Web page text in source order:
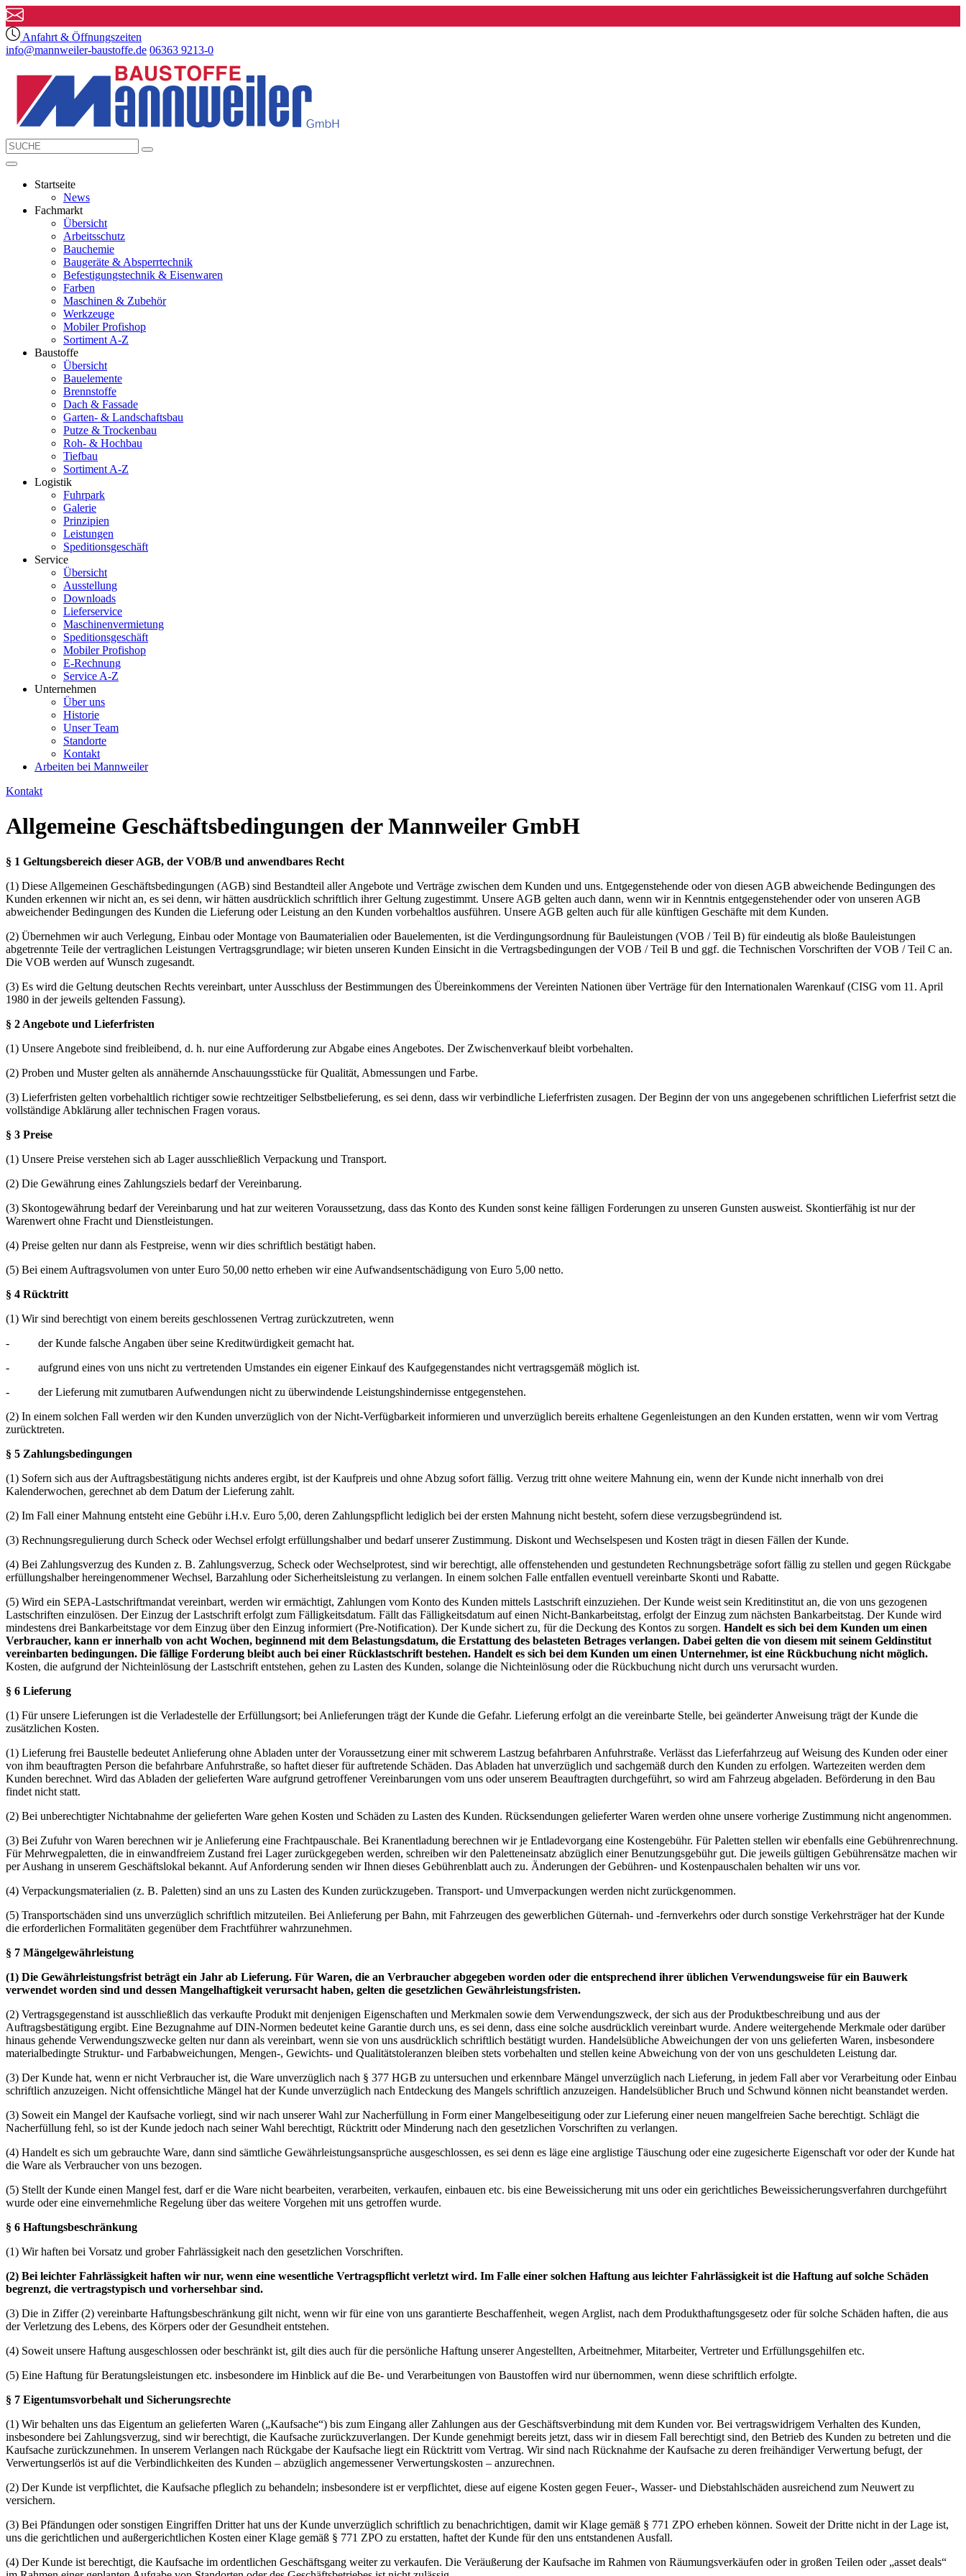
Anfahrt & Öffnungszeiten
info@mannweiler-baustoffe.de 06363 9213-0
Startseite
News
Fachmarkt
Übersicht
Arbeitsschutz
Bauchemie
Baugeräte & Absperrtechnik
Befestigungstechnik & Eisenwaren
Farben
Maschinen & Zubehör
Werkzeuge
Mobiler Profishop
Sortiment A-Z
Baustoffe
Übersicht
Bauelemente
Brennstoffe
Dach & Fassade
Garten- & Landschaftsbau
Putze & Trockenbau
Roh- & Hochbau
Tiefbau
Sortiment A-Z
Logistik
Fuhrpark
Galerie
Prinzipien
Leistungen
Speditionsgeschäft
Service
Übersicht
Ausstellung
Downloads
Lieferservice
Maschinenvermietung
Speditionsgeschäft
Mobiler Profishop
E-Rechnung
Service A-Z
Unternehmen
Über uns
Historie
Unser Team
Standorte
Kontakt
Arbeiten bei Mannweiler
Kontakt
Allgemeine Geschäftsbedingungen der Mannweiler GmbH
§ 1 Geltungsbereich dieser AGB, der VOB/B und anwendbares Recht
(1) Diese Allgemeinen Geschäftsbedingungen (AGB) sind Bestandteil aller Angebote und Verträge zwischen dem Kunden und uns. Entgegenstehende oder von diesen AGB abweichende Bedingungen des
Kunden erkennen wir nicht an, es sei denn, wir hätten ausdrücklich schriftlich ihrer Geltung zugestimmt. Unsere AGB gelten auch dann, wenn wir in Kenntnis entgegenstehender oder von unseren AGB
abweichender Bedingungen des Kunden die Lieferung oder Leistung an den Kunden vorbehaltlos ausführen. Unsere AGB gelten auch für alle künftigen Geschäfte mit dem Kunden.
(2) Übernehmen wir auch Verlegung, Einbau oder Montage von Baumaterialien oder Bauelementen, ist die Verdingungsordnung für Bauleistungen (VOB / Teil B) für eindeutig als bloße Bauleistungen
abgetrennte Teile der vertraglichen Leistungen Vertragsgrundlage; wir bieten unseren Kunden Einsicht in die Vertragsbedingungen der VOB / Teil B und ggf. die Technischen Vorschriften der VOB / Teil C an.
Die VOB werden auf Wunsch zugesandt.
(3) Es wird die Geltung deutschen Rechts vereinbart, unter Ausschluss der Bestimmungen des Übereinkommens der Vereinten Nationen über Verträge für den Internationalen Warenkauf (CISG vom 11. April
1980 in der jeweils geltenden Fassung).
§ 2 Angebote und Lieferfristen
(1) Unsere Angebote sind freibleibend, d. h. nur eine Aufforderung zur Abgabe eines Angebotes. Der Zwischenverkauf bleibt vorbehalten.
(2) Proben und Muster gelten als annähernde Anschauungsstücke für Qualität, Abmessungen und Farbe.
(3) Lieferfristen gelten vorbehaltlich richtiger sowie rechtzeitiger Selbstbelieferung, es sei denn, dass wir verbindliche Lieferfristen zusagen. Der Beginn der von uns angegebenen schriftlichen Lieferfrist setzt die
vollständige Abklärung aller technischen Fragen voraus.
§ 3 Preise
(1) Unsere Preise verstehen sich ab Lager ausschließlich Verpackung und Transport.
(2) Die Gewährung eines Zahlungsziels bedarf der Vereinbarung.
(3) Skontogewährung bedarf der Vereinbarung und hat zur weiteren Voraussetzung, dass das Konto des Kunden sonst keine fälligen Forderungen zu unseren Gunsten ausweist. Skontierfähig ist nur der
Warenwert ohne Fracht und Dienstleistungen.
(4) Preise gelten nur dann als Festpreise, wenn wir dies schriftlich bestätigt haben.
(5) Bei einem Auftragsvolumen von unter Euro 50,00 netto erheben wir eine Aufwandsentschädigung von Euro 5,00 netto.
§ 4 Rücktritt
(1) Wir sind berechtigt von einem bereits geschlossenen Vertrag zurückzutreten, wenn
- der Kunde falsche Angaben über seine Kreditwürdigkeit gemacht hat.
- aufgrund eines von uns nicht zu vertretenden Umstandes ein eigener Einkauf des Kaufgegenstandes nicht vertragsgemäß möglich ist.
- der Lieferung mit zumutbaren Aufwendungen nicht zu überwindende Leistungshindernisse entgegenstehen.
(2) In einem solchen Fall werden wir den Kunden unverzüglich von der Nicht-Verfügbarkeit informieren und unverzüglich bereits erhaltene Gegenleistungen an den Kunden erstatten, wenn wir vom Vertrag
zurücktreten.
§ 5 Zahlungsbedingungen
(1) Sofern sich aus der Auftragsbestätigung nichts anderes ergibt, ist der Kaufpreis und ohne Abzug sofort fällig. Verzug tritt ohne weitere Mahnung ein, wenn der Kunde nicht innerhalb von drei
Kalenderwochen, gerechnet ab dem Datum der Lieferung zahlt.
(2) Im Fall einer Mahnung entsteht eine Gebühr i.H.v. Euro 5,00, deren Zahlungspflicht lediglich bei der ersten Mahnung nicht besteht, sofern diese verzugsbegründend ist.
(3) Rechnungsregulierung durch Scheck oder Wechsel erfolgt erfüllungshalber und bedarf unserer Zustimmung. Diskont und Wechselspesen und Kosten trägt in diesen Fällen der Kunde.
(4) Bei Zahlungsverzug des Kunden z. B. Zahlungsverzug, Scheck oder Wechselprotest, sind wir berechtigt, alle offenstehenden und gestundeten Rechnungsbeträge sofort fällig zu stellen und gegen Rückgabe
erfüllungshalber hereingenommener Wechsel, Barzahlung oder Sicherheitsleistung zu verlangen. In einem solchen Falle entfallen eventuell vereinbarte Skonti und Rabatte.
(5) Wird ein SEPA-Lastschriftmandat vereinbart, werden wir ermächtigt, Zahlungen vom Konto des Kunden mittels Lastschrift einzuziehen. Der Kunde weist sein Kreditinstitut an, die von uns gezogenen
Lastschriften einzulösen. Der Einzug der Lastschrift erfolgt zum Fälligkeitsdatum. Fällt das Fälligkeitsdatum auf einen Nicht-Bankarbeitstag, erfolgt der Einzug zum nächsten Bankarbeitstag. Der Kunde wird
mindestens drei Bankarbeitstage vor dem Einzug über den Einzug informiert (Pre-Notification). Der Kunde sichert zu, für die Deckung des Kontos zu sorgen. Handelt es sich bei dem Kunden um einen
Verbraucher, kann er innerhalb von acht Wochen, beginnend mit dem Belastungsdatum, die Erstattung des belasteten Betrages verlangen. Dabei gelten die von diesem mit seinem Geldinstitut
vereinbarten bedingungen. Die fällige Forderung bleibt auch bei einer Rücklastschrift bestehen. Handelt es sich bei dem Kunden um einen Unternehmer, ist eine Rückbuchung nicht möglich.
Kosten, die aufgrund der Nichteinlösung der Lastschrift entstehen, gehen zu Lasten des Kunden, solange die Nichteinlösung oder die Rückbuchung nicht durch uns verursacht wurden.
§ 6 Lieferung
(1) Für unsere Lieferungen ist die Verladestelle der Erfüllungsort; bei Anlieferungen trägt der Kunde die Gefahr. Lieferung erfolgt an die vereinbarte Stelle, bei geänderter Anweisung trägt der Kunde die
zusätzlichen Kosten.
(1) Lieferung frei Baustelle bedeutet Anlieferung ohne Abladen unter der Voraussetzung einer mit schwerem Lastzug befahrbaren Anfuhrstraße. Verlässt das Lieferfahrzeug auf Weisung des Kunden oder einer
von ihm beauftragten Person die befahrbare Anfuhrstraße, so haftet dieser für auftretende Schäden. Das Abladen hat unverzüglich und sachgemäß durch den Kunden zu erfolgen. Wartezeiten werden dem
Kunden berechnet. Wird das Abladen der gelieferten Ware aufgrund getroffener Vereinbarungen vom uns oder unserem Beauftragten durchgeführt, so wird am Fahrzeug abgeladen. Beförderung in den Bau
findet nicht statt.
(2) Bei unberechtigter Nichtabnahme der gelieferten Ware gehen Kosten und Schäden zu Lasten des Kunden. Rücksendungen gelieferter Waren werden ohne unsere vorherige Zustimmung nicht angenommen.
(3) Bei Zufuhr von Waren berechnen wir je Anlieferung eine Frachtpauschale. Bei Kranentladung berechnen wir je Entladevorgang eine Kostengebühr. Für Paletten stellen wir ebenfalls eine Gebührenrechnung.
Für Mehrwegpaletten, die in einwandfreiem Zustand frei Lager zurückgegeben werden, schreiben wir den Paletteneinsatz abzüglich einer Benutzungsgebühr gut. Die jeweils gültigen Gebührensätze machen wir
per Aushang in unserem Geschäftslokal bekannt. Auf Anforderung senden wir Ihnen dieses Gebührenblatt auch zu. Änderungen der Gebühren- und Kostenpauschalen behalten wir uns vor.
(4) Verpackungsmaterialien (z. B. Paletten) sind an uns zu Lasten des Kunden zurückzugeben. Transport- und Umverpackungen werden nicht zurückgenommen.
(5) Transportschäden sind uns unverzüglich schriftlich mitzuteilen. Bei Anlieferung per Bahn, mit Fahrzeugen des gewerblichen Güternah- und -fernverkehrs oder durch sonstige Verkehrsträger hat der Kunde
die erforderlichen Formalitäten gegenüber dem Frachtführer wahrzunehmen.
§ 7 Mängelgewährleistung
(1) Die Gewährleistungsfrist beträgt ein Jahr ab Lieferung. Für Waren, die an Verbraucher abgegeben worden oder die entsprechend ihrer üblichen Verwendungsweise für ein Bauwerk
verwendet worden sind und dessen Mangelhaftigkeit verursacht haben, gelten die gesetzlichen Gewährleistungsfristen.
(2) Vertragsgegenstand ist ausschließlich das verkaufte Produkt mit denjenigen Eigenschaften und Merkmalen sowie dem Verwendungszweck, der sich aus der Produktbeschreibung und aus der
Auftragsbestätigung ergibt. Eine Bezugnahme auf DIN-Normen bedeutet keine Garantie durch uns, es sei denn, dass eine solche ausdrücklich vereinbart wurde. Andere weitergehende Merkmale oder darüber
hinaus gehende Verwendungszwecke gelten nur dann als vereinbart, wenn sie von uns ausdrücklich schriftlich bestätigt wurden. Handelsübliche Abweichungen der von uns gelieferten Waren, insbesondere
materialbedingte Struktur- und Farbabweichungen, Mengen-, Gewichts- und Qualitätstoleranzen bleiben stets vorbehalten und stellen keine Abweichung von der von uns geschuldeten Leistung dar.
(3) Der Kunde hat, wenn er nicht Verbraucher ist, die Ware unverzüglich nach § 377 HGB zu untersuchen und erkennbare Mängel unverzüglich nach Lieferung, in jedem Fall aber vor Verarbeitung oder Einbau
schriftlich anzuzeigen. Nicht offensichtliche Mängel hat der Kunde unverzüglich nach Entdeckung des Mangels schriftlich anzuzeigen. Handelsüblicher Bruch und Schwund können nicht beanstandet werden.
(3) Soweit ein Mangel der Kaufsache vorliegt, sind wir nach unserer Wahl zur Nacherfüllung in Form einer Mangelbeseitigung oder zur Lieferung einer neuen mangelfreien Sache berechtigt. Schlägt die
Nacherfüllung fehl, so ist der Kunde jedoch nach seiner Wahl berechtigt, Rücktritt oder Minderung nach den gesetzlichen Vorschriften zu verlangen.
(4) Handelt es sich um gebrauchte Ware, dann sind sämtliche Gewährleistungsansprüche ausgeschlossen, es sei denn es läge eine arglistige Täuschung oder eine zugesicherte Eigenschaft vor oder der Kunde hat
die Ware als Verbraucher von uns bezogen.
(5) Stellt der Kunde einen Mangel fest, darf er die Ware nicht bearbeiten, verarbeiten, verkaufen, einbauen etc. bis eine Beweissicherung mit uns oder ein gerichtliches Beweissicherungsverfahren durchgeführt
wurde oder eine einvernehmliche Regelung über das weitere Vorgehen mit uns getroffen wurde.
§ 6 Haftungsbeschränkung
(1) Wir haften bei Vorsatz und grober Fahrlässigkeit nach den gesetzlichen Vorschriften.
(2) Bei leichter Fahrlässigkeit haften wir nur, wenn eine wesentliche Vertragspflicht verletzt wird. Im Falle einer solchen Haftung aus leichter Fahrlässigkeit ist die Haftung auf solche Schäden
begrenzt, die vertragstypisch und vorhersehbar sind.
(3) Die in Ziffer (2) vereinbarte Haftungsbeschränkung gilt nicht, wenn wir für eine von uns garantierte Beschaffenheit, wegen Arglist, nach dem Produkthaftungsgesetz oder für solche Schäden haften, die aus
der Verletzung des Lebens, des Körpers oder der Gesundheit entstehen.
(4) Soweit unsere Haftung ausgeschlossen oder beschränkt ist, gilt dies auch für die persönliche Haftung unserer Angestellten, Arbeitnehmer, Mitarbeiter, Vertreter und Erfüllungsgehilfen etc.
(5) Eine Haftung für Beratungsleistungen etc. insbesondere im Hinblick auf die Be- und Verarbeitungen von Baustoffen wird nur übernommen, wenn diese schriftlich erfolgte.
§ 7 Eigentumsvorbehalt und Sicherungsrechte
(1) Wir behalten uns das Eigentum an gelieferten Waren („Kaufsache“) bis zum Eingang aller Zahlungen aus der Geschäftsverbindung mit dem Kunden vor. Bei vertragswidrigem Verhalten des Kunden,
insbesondere bei Zahlungsverzug, sind wir berechtigt, die Kaufsache zurückzuverlangen. Der Kunde genehmigt bereits jetzt, dass wir in diesem Fall berechtigt sind, den Betrieb des Kunden zu betreten und die
Kaufsache zurückzunehmen. In unserem Verlangen nach Rückgabe der Kaufsache liegt ein Rücktritt vom Vertrag. Wir sind nach Rücknahme der Kaufsache zu deren freihändiger Verwertung befugt, der
Verwertungserlös ist auf die Verbindlichkeiten des Kunden – abzüglich angemessener Verwertungskosten – anzurechnen.
(2) Der Kunde ist verpflichtet, die Kaufsache pfleglich zu behandeln; insbesondere ist er verpflichtet, diese auf eigene Kosten gegen Feuer-, Wasser- und Diebstahlschäden ausreichend zum Neuwert zu
versichern.
(3) Bei Pfändungen oder sonstigen Eingriffen Dritter hat uns der Kunde unverzüglich schriftlich zu benachrichtigen, damit wir Klage gemäß § 771 ZPO erheben können. Soweit der Dritte nicht in der Lage ist,
uns die gerichtlichen und außergerichtlichen Kosten einer Klage gemäß § 771 ZPO zu erstatten, haftet der Kunde für den uns entstandenen Ausfall.
(4) Der Kunde ist berechtigt, die Kaufsache im ordentlichen Geschäftsgang weiter zu verkaufen. Die Veräußerung der Kaufsache im Rahmen von Räumungsverkäufen oder in großen Teilen oder „asset deals“